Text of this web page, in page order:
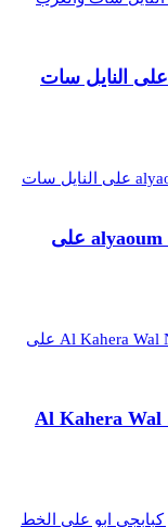
تردد قناة ال بي سي 2026 الجديد LBC على النايل سات
تردد قناة اليوم أفلام 2026 الجديد alyaoum aflam على
تردد قنوات القاهرة والناس 2026 الجديد Al Kahera Wal